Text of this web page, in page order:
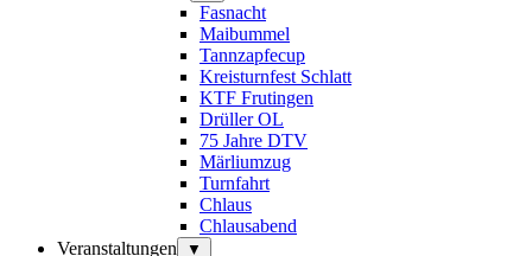
Fasnacht
Maibummel
Tannzapfecup
Kreisturnfest Schlatt
KTF Frutingen
Drüller OL
75 Jahre DTV
Märliumzug
Turnfahrt
Chlaus
Chlausabend
Veranstaltungen
▼